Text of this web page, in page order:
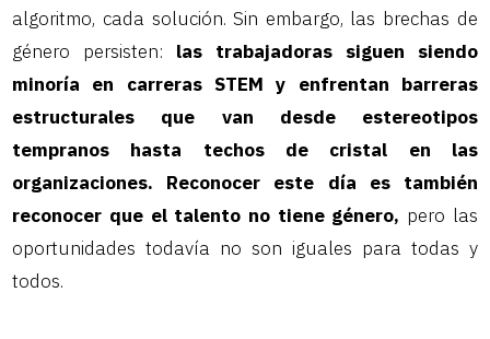
algoritmo, cada solución. Sin embargo, las brechas de
género persisten: las trabajadoras siguen siendo
minoría en carreras STEM y enfrentan barreras
estructurales que van desde estereotipos
tempranos hasta techos de cristal en las
organizaciones. Reconocer este día es también
reconocer que el talento no tiene género, pero las
oportunidades todavía no son iguales para todas y
todos.